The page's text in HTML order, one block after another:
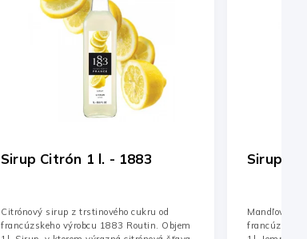
Sirup Mandľa 1l - 1883
Mandľový sirup z trstinového cukru od
francúzskeho výrobcu 1883 Routin. Objem
Sirup
Sirup
prináša